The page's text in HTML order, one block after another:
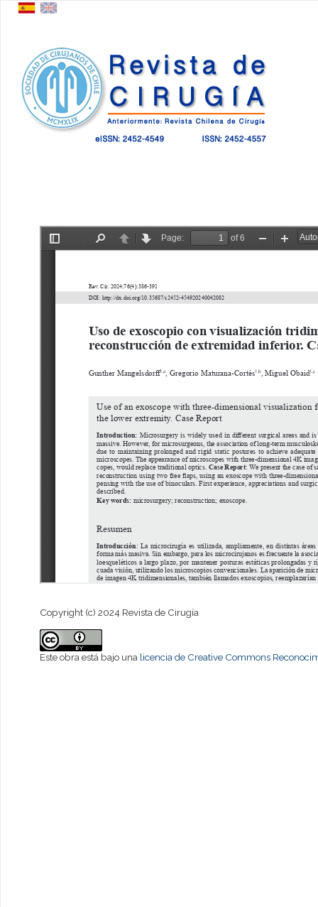
Copyright (c) 2024 Revista de Cirugía
Este obra está bajo una licencia de Creative Commons